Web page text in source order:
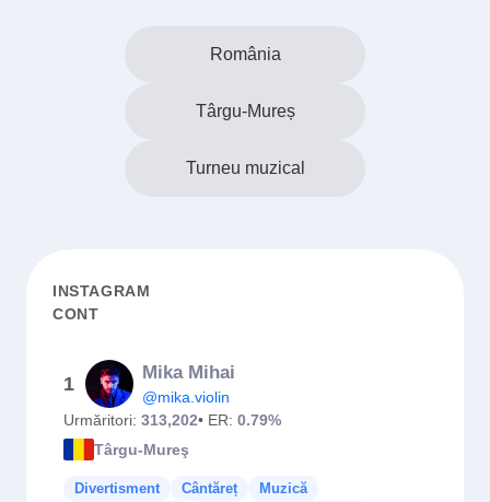
România
Târgu-Mureș
Turneu muzical
INSTAGRAM
CONT
1
Mika Mihai
@mika.violin
Urmăritori: 313,202• ER: 0.79%
Târgu-Mureş
Divertisment Cântăreț
Muzică